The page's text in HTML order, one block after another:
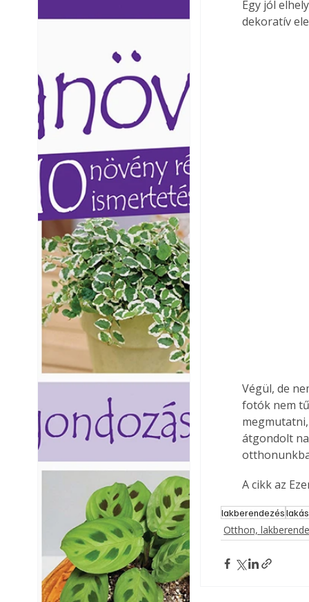
Ezermester
Laptapir kényelmes
Egy jól
dekoratív
Végül, de
fotók nem
átgondolt
A cikk az
lakberendezés
Otthon,